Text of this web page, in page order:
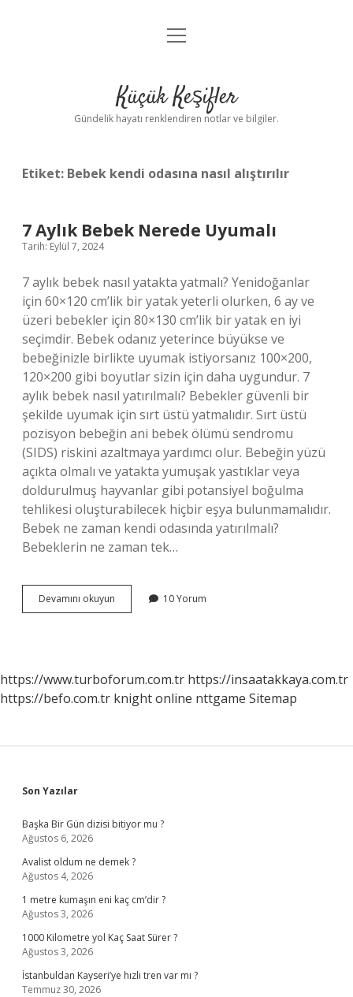
Anasayfa
Yasal Uyarı
menüyü
Küçük Keşifler
Gündelik hayatı renklendiren notlar ve bilgiler.
Etiket: Bebek kendi odasına nasıl alıştırılır
7 Aylık Bebek Nerede Uyumalı
Tarih: Eylül 7, 2024
7 aylık bebek nasıl yatakta yatmalı? Yenidoğanlar
için 60×120 cm’lik bir yatak yeterli olurken, 6 ay ve
üzeri bebekler için 80×130 cm’lik bir yatak en iyi
seçimdir. Bebek odanız yeterince büyükse ve
bebeğinizle birlikte uyumak istiyorsanız 100×200,
120×200 gibi boyutlar sizin için daha uygundur. 7
aylık bebek nasıl yatırılmalı? Bebekler güvenli bir
şekilde uyumak için sırt üstü yatmalıdır. Sırt üstü
pozisyon bebeğin ani bebek ölümü sendromu
(SIDS) riskini azaltmaya yardımcı olur. Bebeğin yüzü
açıkta olmalı ve yatakta yumuşak yastıklar veya
doldurulmuş hayvanlar gibi potansiyel boğulma
tehlikesi oluşturabilecek hiçbir eşya bulunmamalıdır.
Bebek ne zaman kendi odasında yatırılmalı?
Bebeklerin ne zaman tek…
Devamını okuyun
Aylık
10 Yorum
https://www.turboforum.com.tr https://insaatakkaya.com.tr
https://befo.com.tr knight online nttgame Sitemap
Sidebar
Son Yazılar
Başka Bir Gün dizisi bitiyor mu ?
Ağustos 6, 2026
Avalist oldum ne demek ?
Ağustos 4, 2026
1 metre kumaşın eni kaç cm’dir ?
Ağustos 3, 2026
1000 Kilometre yol Kaç Saat Sürer ?
Ağustos 3, 2026
İstanbuldan Kayseri’ye hızlı tren var mı ?
Temmuz 30, 2026